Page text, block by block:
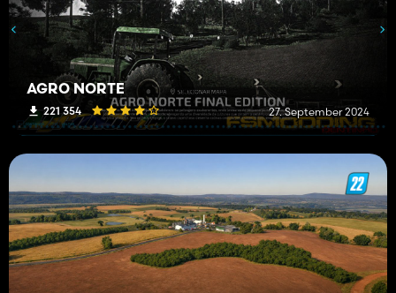
AGRO NORTE
221 354 27. September 2024